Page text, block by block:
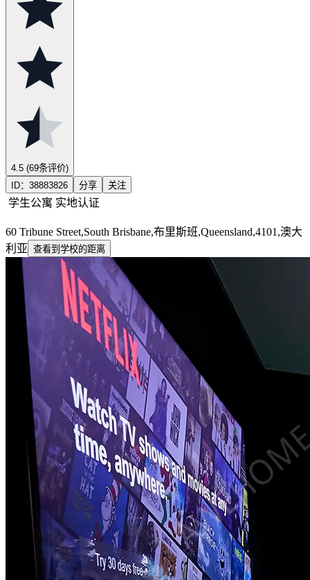
4.5 (69条评价)
ID： 38883826 分享 关注
学生公寓 实地认证
60 Tribune Street,South Brisbane,布里斯班,Queensland,4101,澳大
利亚 查看到学校的距离